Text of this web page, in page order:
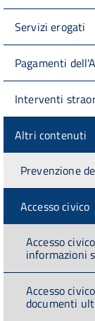
Servizi erogati
Pagamenti
Interventi
Altri contenuti
Prevenzione
Accesso civico
Accesso
informazioni
Accesso
documenti